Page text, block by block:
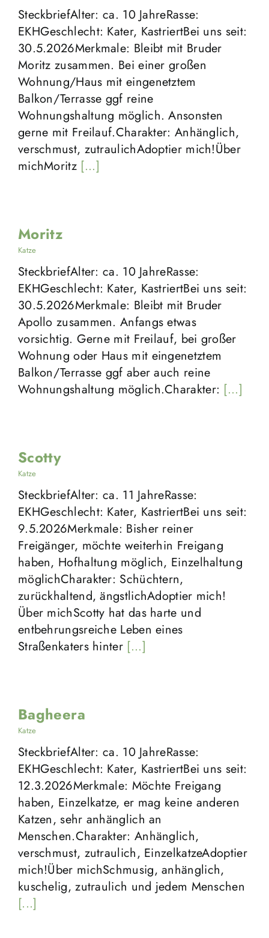
SteckbriefAlter: ca. 10 JahreRasse:
EKHGeschlecht: Kater, KastriertBei uns seit:
30.5.2026Merkmale: Bleibt mit Bruder
Moritz zusammen. Bei einer großen
Wohnung/Haus mit eingenetztem
Balkon/Terrasse ggf reine
Wohnungshaltung möglich. Ansonsten
gerne mit Freilauf.Charakter: Anhänglich,
verschmust, zutraulichAdoptier mich!Über
michMoritz [...]
Moritz
Katze
SteckbriefAlter: ca. 10 JahreRasse:
EKHGeschlecht: Kater, KastriertBei uns seit:
30.5.2026Merkmale: Bleibt mit Bruder
Apollo zusammen. Anfangs etwas
vorsichtig. Gerne mit Freilauf, bei großer
Wohnung oder Haus mit eingenetztem
Balkon/Terrasse ggf aber auch reine
Wohnungshaltung möglich.Charakter: [...]
Scotty
Katze
SteckbriefAlter: ca. 11 JahreRasse:
EKHGeschlecht: Kater, KastriertBei uns seit:
9.5.2026Merkmale: Bisher reiner
Freigänger, möchte weiterhin Freigang
haben, Hofhaltung möglich, Einzelhaltung
möglichCharakter: Schüchtern,
zurückhaltend, ängstlichAdoptier mich!
Über michScotty hat das harte und
entbehrungsreiche Leben eines
Straßenkaters hinter [...]
Bagheera
Katze
SteckbriefAlter: ca. 10 JahreRasse:
EKHGeschlecht: Kater, KastriertBei uns seit:
12.3.2026Merkmale: Möchte Freigang
haben, Einzelkatze, er mag keine anderen
Katzen, sehr anhänglich an
Menschen.Charakter: Anhänglich,
verschmust, zutraulich, EinzelkatzeAdoptier
mich!Über michSchmusig, anhänglich,
kuschelig, zutraulich und jedem Menschen
[...]